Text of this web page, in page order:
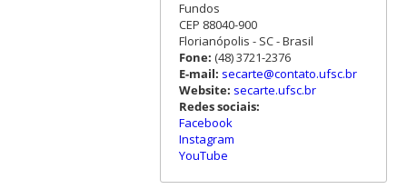
Fundos
CEP 88040-900
Florianópolis - SC - Brasil
Fone: (48) 3721-2376
E-mail: secarte@contato.ufsc.br
Website: secarte.ufsc.br
Redes sociais:
Facebook
Instagram
YouTube